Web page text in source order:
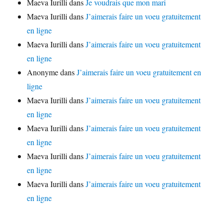
Maeva Iurilli dansJe voudrais que mon mari
Maeva Iurilli dansJ’aimerais faire un voeu gratuitement
en ligne
Maeva Iurilli dansJ’aimerais faire un voeu gratuitement
en ligne
AnonymedansJ’aimerais faire un voeu gratuitement en
ligne
Maeva Iurilli dansJ’aimerais faire un voeu gratuitement
en ligne
Maeva Iurilli dansJ’aimerais faire un voeu gratuitement
en ligne
Maeva Iurilli dansJ’aimerais faire un voeu gratuitement
en ligne
Maeva Iurilli dansJ’aimerais faire un voeu gratuitement
en ligne